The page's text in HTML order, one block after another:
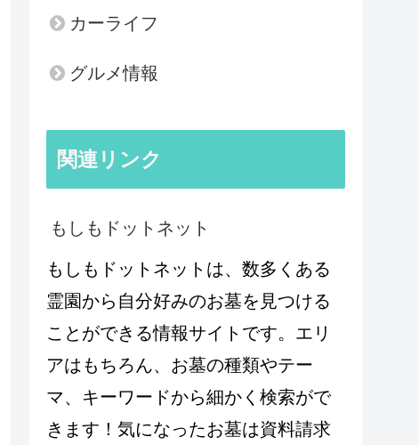
カーライフ
グルメ情報
関連リンク
もしもドットネット
もしもドットネットは、数多くある
霊園から自分好みのお墓を見つける
ことができる情報サイトです。エリ
アはもちろん、お墓の種類やテー
マ、キーワードから細かく検索がで
きます！気になったお墓は資料請求